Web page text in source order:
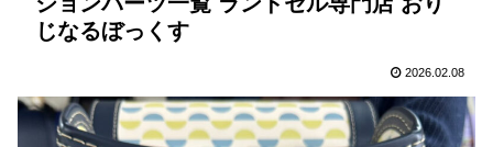
じなるぼっくす
2026.02.08